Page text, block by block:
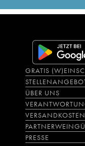
GRATIS
ÜBER UNS
VERSANDKOSTEN
PRESSE